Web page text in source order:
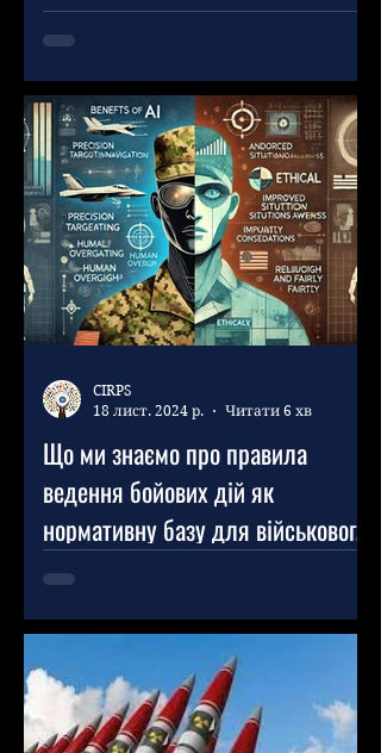
культур, під час якого
дипломатичні представництва
Що ми знаємо про правила
ведення бойових дій як
нормативну базу для військового
штучного інтелекту (ШІ)?
Для розробки, розгортання та
інтелекту (ШІ) у військових цілях
потрібна належна нормативна
база. Будь-які такі...
CIRPS
18 лист. 2024 р.
Читати 6 хв